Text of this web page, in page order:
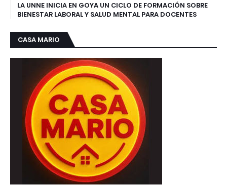
LA UNNE INICIA EN GOYA UN CICLO DE FORMACIÓN SOBRE
BIENESTAR LABORAL Y SALUD MENTAL PARA DOCENTES
CASA MARIO